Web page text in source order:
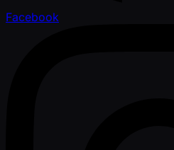
Facebook